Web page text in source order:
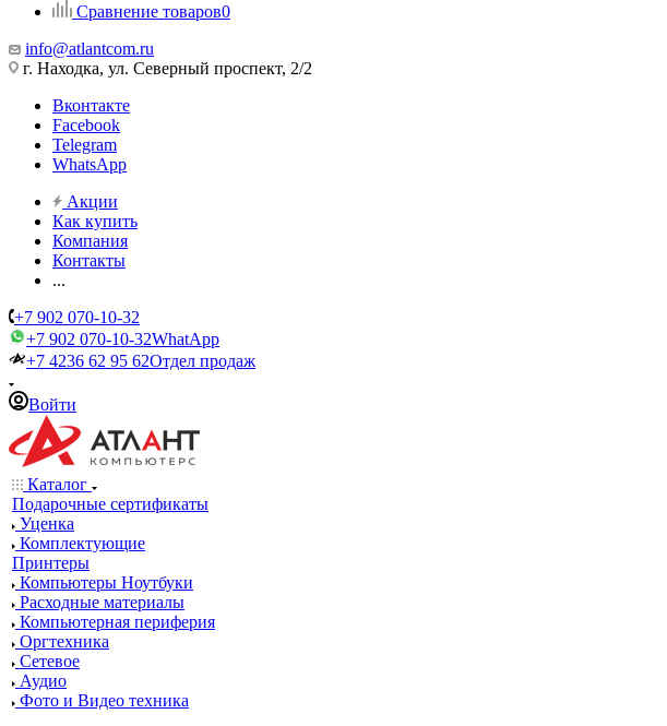
Сравнение товаров0
info@atlantcom.ru
г. Находка, ул. Северный проспект, 2/2
Вконтакте
Facebook
Telegram
WhatsApp
Акции
Как купить
Компания
Контакты
...
+7 902 070-10-32
+7 902 070-10-32WhatApp
+7 4236 62 95 62Отдел продаж
Войти
Каталог
Подарочные сертификаты
Уценка
Комплектующие
Принтеры
Компьютеры Ноутбуки
Расходные материалы
Компьютерная периферия
Оргтехника
Сетевое
Аудио
Фото и Видео техника